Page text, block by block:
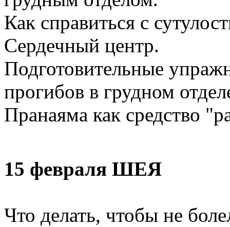
Как справиться с
Сердечный центр.
Подготовительные
прогибов в грудном
Пранаяма как средство
15 февраля ШЕЯ
Что делать, чтобы не